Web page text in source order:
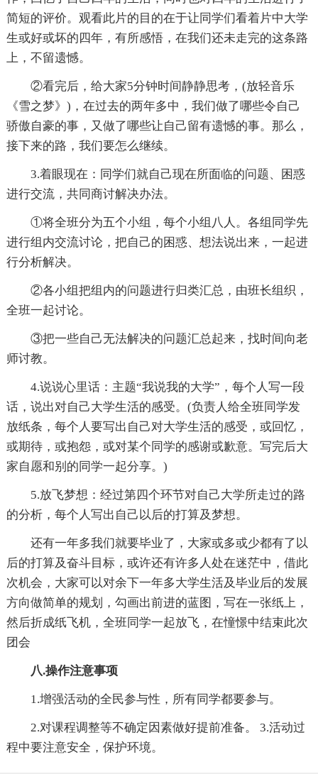
简短的评价。观看此片的目的在于让同学们看着片中大学
生或好或坏的四年，有所感悟，在我们还未走完的这条路
上，不留遗憾。
②看完后，给大家5分钟时间静静思考，(放轻音乐
《雪之梦》)，在过去的两年多中，我们做了哪些令自己
骄傲自豪的事，又做了哪些让自己留有遗憾的事。那么，
接下来的路，我们要怎么继续。
3.着眼现在：同学们就自己现在所面临的问题、困惑
进行交流，共同商讨解决办法。
①将全班分为五个小组，每个小组八人。各组同学先
进行组内交流讨论，把自己的困惑、想法说出来，一起进
行分析解决。
②各小组把组内的问题进行归类汇总，由班长组织，
全班一起讨论。
③把一些自己无法解决的问题汇总起来，找时间向老
师讨教。
4.说说心里话：主题“我说我的大学”，每个人写一段
话，说出对自己大学生活的感受。(负责人给全班同学发
放纸条，每个人要写出自己对大学生活的感受，或回忆，
或期待，或抱怨，或对某个同学的感谢或歉意。写完后大
家自愿和别的同学一起分享。)
5.放飞梦想：经过第四个环节对自己大学所走过的路
的分析，每个人写出自己以后的打算及梦想。
还有一年多我们就要毕业了，大家或多或少都有了以
后的打算及奋斗目标，或许还有许多人处在迷茫中，借此
次机会，大家可以对余下一年多大学生活及毕业后的发展
方向做简单的规划，勾画出前进的蓝图，写在一张纸上，
然后折成纸飞机，全班同学一起放飞，在憧憬中结束此次
团会
八.操作注意事项
1.增强活动的全民参与性，所有同学都要参与。
2.对课程调整等不确定因素做好提前准备。 3.活动过
程中要注意安全，保护环境。